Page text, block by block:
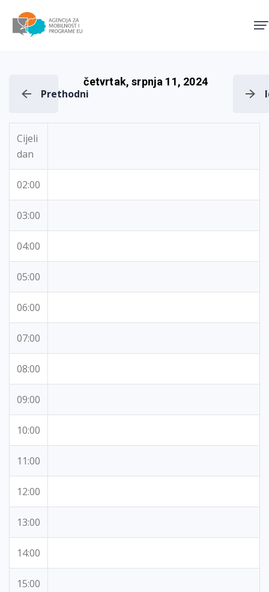
Prethodni
četvrtak, srpnja 11, 2024
Cijeli
dan
02:00
03:00
04:00
05:00
06:00
07:00
08:00
09:00
10:00
11:00
12:00
13:00
14:00
15:00